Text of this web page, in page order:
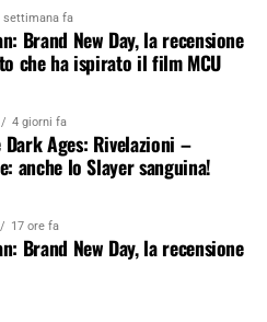
settimana fa
Brand New Day, la recensione
che ha ispirato il film MCU
4 giorni fa
Dark Ages: Rivelazioni –
anche lo Slayer sanguina!
17 ore fa
Brand New Day, la recensione